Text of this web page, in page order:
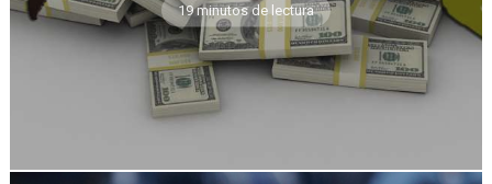
19 minutos de lectura